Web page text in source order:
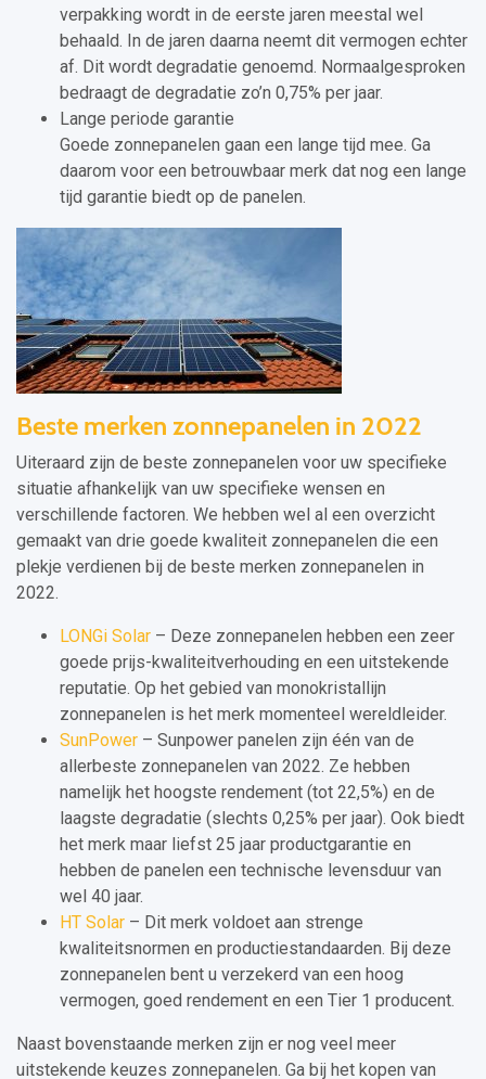
verpakking wordt in de eerste jaren meestal wel
behaald. In de jaren daarna neemt dit vermogen echter
af. Dit wordt degradatie genoemd. Normaalgesproken
bedraagt de degradatie zo’n 0,75% per jaar.
Lange periode garantie
Goede zonnepanelen gaan een lange tijd mee. Ga
daarom voor een betrouwbaar merk dat nog een lange
tijd garantie biedt op de panelen.
Beste merken zonnepanelen in 2022
Uiteraard zijn de beste zonnepanelen voor uw specifieke
situatie afhankelijk van uw specifieke wensen en
verschillende factoren. We hebben wel al een overzicht
gemaakt van drie goede kwaliteit zonnepanelen die een
plekje verdienen bij de beste merken zonnepanelen in
2022.
LONGi Solar – Deze zonnepanelen hebben een zeer
goede prijs-kwaliteitverhouding en een uitstekende
reputatie. Op het gebied van monokristallijn
zonnepanelen is het merk momenteel wereldleider.
SunPower – Sunpower panelen zijn één van de
allerbeste zonnepanelen van 2022. Ze hebben
namelijk het hoogste rendement (tot 22,5%) en de
laagste degradatie (slechts 0,25% per jaar). Ook biedt
het merk maar liefst 25 jaar productgarantie en
hebben de panelen een technische levensduur van
wel 40 jaar.
HT Solar – Dit merk voldoet aan strenge
kwaliteitsnormen en productiestandaarden. Bij deze
zonnepanelen bent u verzekerd van een hoog
vermogen, goed rendement en een Tier 1 producent.
Naast bovenstaande merken zijn er nog veel meer
uitstekende keuzes zonnepanelen. Ga bij het kopen van